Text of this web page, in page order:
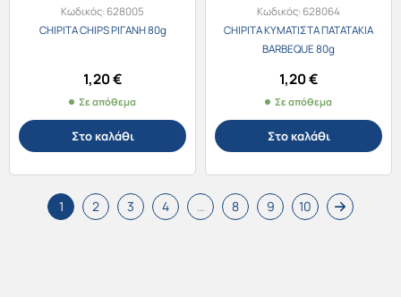
Κωδικός:628005
CHIPITA CHIPS ΡΙΓΑΝΗ 80g
1,20€
Σε απόθεμα
Στο καλάθι
Κωδικός:628064
CHIPITA ΚΥΜΑΤΙΣΤΑ ΠΑΤΑΤΑΚΙΑ
BARBEQUE 80g
1,20€
Σε απόθεμα
Στο καλάθι
1 2 3 4 8 9 10